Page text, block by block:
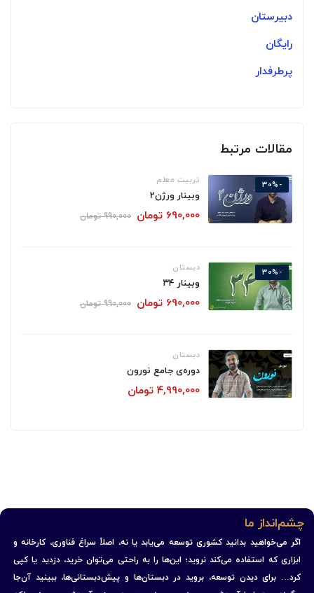
دبیرستان
رایگان
پرطرفدار
مقالات مرتبط
-30% تربیت معلم
وبینار ورژن2
690,000 تومان 990,000 تومان
-30% دبستان
وبینار ۳۴
690,000 تومان 990,000 تومان
دبستان
دوره‌ی جامع نورون
4,990,000 تومان
چشم‌انداز ما
اگر می‌خواهید بدانید کشوری توسعه می‌یابد یا نه، اصلاً سراغ فناوری، کارخانه و
ابزاری که استفاده می‌کند نروید؛ این‌ها را به راحتی می‌توان خرید، دزدید یا کپی
کرد… برای دیدن توسعه، بروید در دبستان‌ها و پیش‌دبستانی‌ها، ببینید آن‌جا